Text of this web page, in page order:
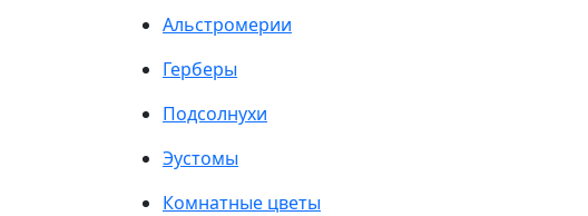
Альстромерии
Герберы
Подсолнухи
Эустомы
Комнатные цветы